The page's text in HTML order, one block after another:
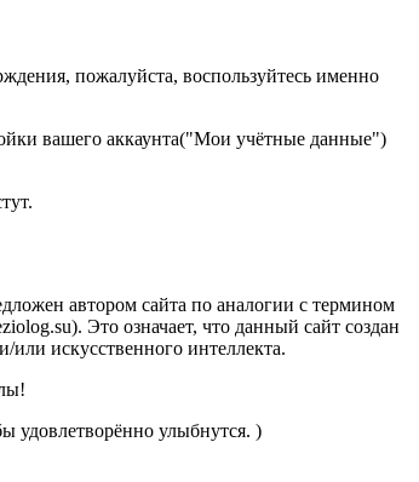
пожалуйста, воспользуйтесь именно
вашего аккаунта("Мои учётные данные")
автором сайта по аналогии с термином
Это означает, что данный сайт создан
или искусственного интеллекта.
удовлетворённо улыбнутся. )